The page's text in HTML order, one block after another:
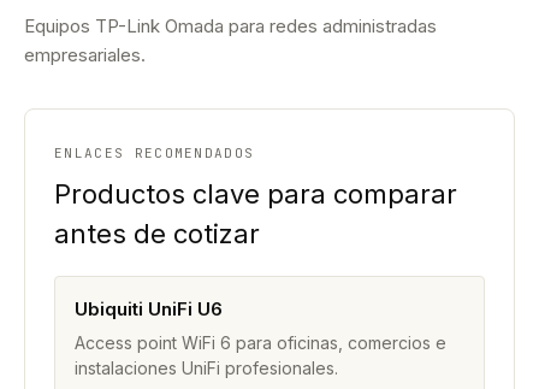
Equipos TP-Link Omada para redes administradas
empresariales.
ENLACES RECOMENDADOS
Productos clave para comparar
antes de cotizar
Ubiquiti UniFi U6
Access point WiFi 6 para oficinas, comercios e
instalaciones UniFi profesionales.